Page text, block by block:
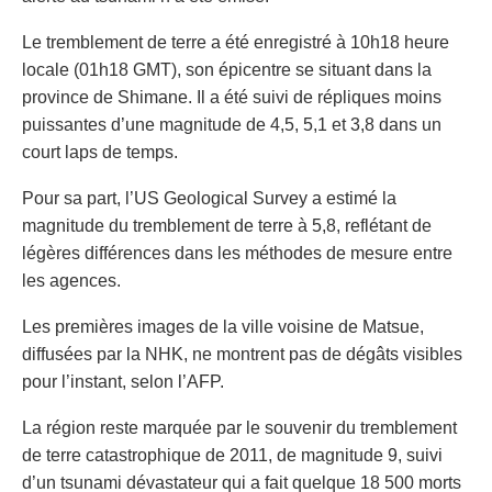
Le tremblement de terre a été enregistré à 10h18 heure
locale (01h18 GMT), son épicentre se situant dans la
province de Shimane. Il a été suivi de répliques moins
puissantes d’une magnitude de 4,5, 5,1 et 3,8 dans un
court laps de temps.
Pour sa part, l’US Geological Survey a estimé la
magnitude du tremblement de terre à 5,8, reflétant de
légères différences dans les méthodes de mesure entre
les agences.
Les premières images de la ville voisine de Matsue,
diffusées par la NHK, ne montrent pas de dégâts visibles
pour l’instant, selon l’AFP.
La région reste marquée par le souvenir du tremblement
de terre catastrophique de 2011, de magnitude 9, suivi
d’un tsunami dévastateur qui a fait quelque 18 500 morts